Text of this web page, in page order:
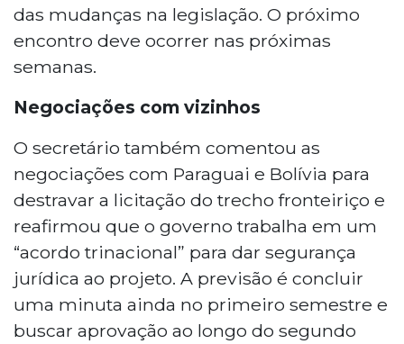
das mudanças na legislação. O próximo
encontro deve ocorrer nas próximas
semanas.
Negociações com vizinhos
O secretário também comentou as
negociações com Paraguai e Bolívia para
destravar a licitação do trecho fronteiriço e
reafirmou que o governo trabalha em um
“acordo trinacional” para dar segurança
jurídica ao projeto. A previsão é concluir
uma minuta ainda no primeiro semestre e
buscar aprovação ao longo do segundo